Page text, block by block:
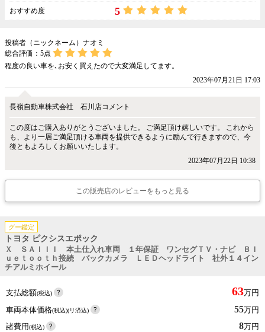
おすすめ度 5
投稿者（ニックネーム）ナオミ
総合評価： 5点
程度の良い車を､お安く買えたので大変満足してます。
2023年07月21日 17:03
長嶺自動車株式会社 石川店コメント
この度はご購入ありがとうございました。 ご満足頂け嬉しいです。 これから
も、より一層ご満足頂ける車両を提供できるように励んで行きますので、今
後ともよろしくお願いいたします。
2023年07月22日 10:38
この販売店のレビューをもっと見る
グー鑑定
トヨタ ピクシスエポック
Ｘ ＳＡＩＩＩ 本土仕入れ車両 １年保証 ワンセグＴＶ・ナビ Ｂｌ
ｕｅｔｏｏｔｈ接続 バックカメラ ＬＥＤヘッドライト 社外１４イン
チアルミホイール
支払総額(税込) 63万円
車両本体価格(税込)(リ済込) 55万円
諸費用(税込) 8万円